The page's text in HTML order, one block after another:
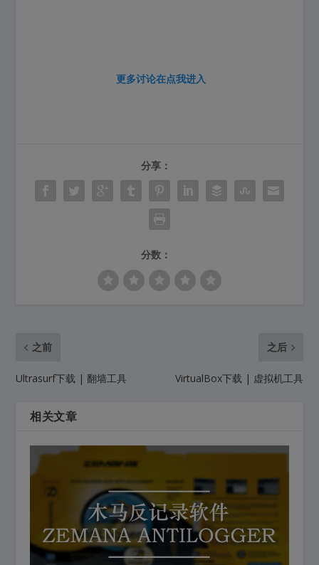
更多讨论在点我进入
分享：
分数：
之前
Ultrasurf下载 | 翻墙工具
之后
VirtualBox下载 | 虚拟机工具
相关文章